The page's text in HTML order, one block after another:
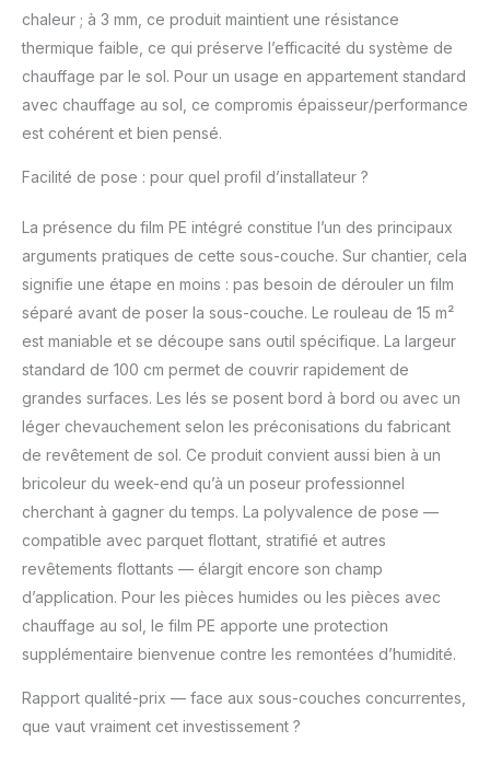
chaleur ; à 3 mm, ce produit maintient une résistance
thermique faible, ce qui préserve l’efficacité du système de
chauffage par le sol. Pour un usage en appartement standard
avec chauffage au sol, ce compromis épaisseur/performance
est cohérent et bien pensé.
Facilité de pose : pour quel profil d’installateur ?
La présence du film PE intégré constitue l’un des principaux
arguments pratiques de cette sous-couche. Sur chantier, cela
signifie une étape en moins : pas besoin de dérouler un film
séparé avant de poser la sous-couche. Le rouleau de 15 m²
est maniable et se découpe sans outil spécifique. La largeur
standard de 100 cm permet de couvrir rapidement de
grandes surfaces. Les lés se posent bord à bord ou avec un
léger chevauchement selon les préconisations du fabricant
de revêtement de sol. Ce produit convient aussi bien à un
bricoleur du week-end qu’à un poseur professionnel
cherchant à gagner du temps. La polyvalence de pose —
compatible avec parquet flottant, stratifié et autres
revêtements flottants — élargit encore son champ
d’application. Pour les pièces humides ou les pièces avec
chauffage au sol, le film PE apporte une protection
supplémentaire bienvenue contre les remontées d’humidité.
Rapport qualité-prix — face aux sous-couches concurrentes,
que vaut vraiment cet investissement ?